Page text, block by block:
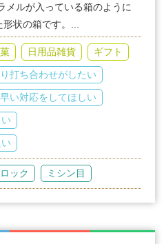
メルが入っている箱のように
状の箱です。...
日用品雑貨 ギフト
打ち合わせがしたい
い対応をしてほしい
ック ミシン目